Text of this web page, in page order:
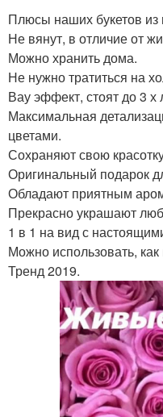
Плюсы наших букетов
Не вянут, в отличие от
Можно хранить дома.
Не нужно тратиться на
Вау эффект, стоят до 3 х
Максимальная
цветами.
Сохраняют свою
Оригинальный подарок
Обладают приятным
Прекрасно украшают
1 в 1 на вид с
Можно использовать,
Тренд 2019.